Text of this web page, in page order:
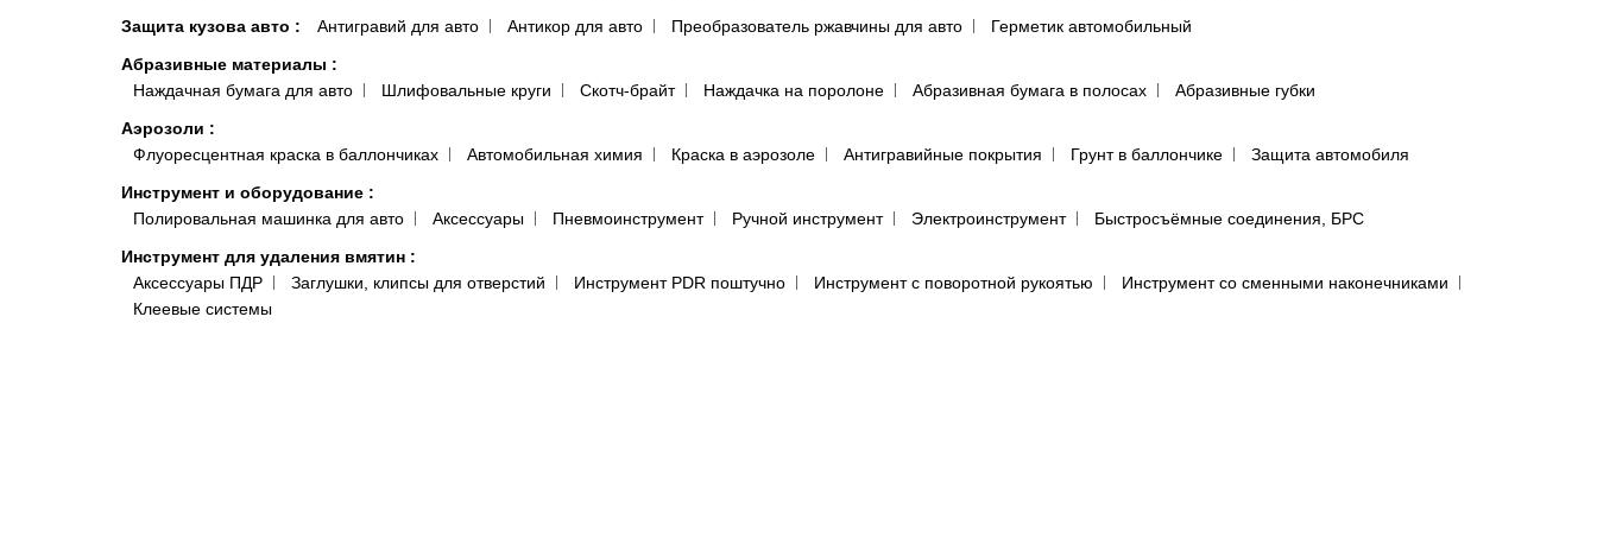
Защита кузова авто : Антигравий для авто Антикор для авто Преобразователь ржавчины для авто
Герметик автомобильный
Абразивные материалы :
Наждачная бумага для авто
Шлифовальные круги Скотч-брайт Наждачка на поролоне Абразивная бумага в полосах
Абразивные губки
Аэрозоли :
Флуоресцентная краска в баллончиках
Автомобильная химия Краска в аэрозоле Антигравийные покрытия Грунт в баллончике
Защита автомобиля
Инструмент и оборудование :
Полировальная машинка для авто
Аксессуары Пневмоинструмент Ручной инструмент Электроинструмент
Быстросъёмные соединения, БРС
Инструмент для удаления вмятин :
Аксессуары ПДР
Заглушки, клипсы для отверстий Инструмент PDR поштучно Инструмент с поворотной рукоятью
Инструмент со сменными наконечниками
Клеевые системы